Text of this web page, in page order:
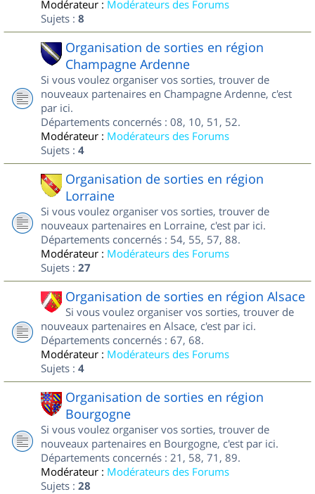
Modérateur : Modérateurs des Forums
Sujets : 8
Organisation de sorties en région
Champagne Ardenne
Si vous voulez organiser vos sorties, trouver de
nouveaux partenaires en Champagne Ardenne, c'est
par ici.
Départements concernés : 08, 10, 51, 52.
Modérateur : Modérateurs des Forums
Sujets : 4
Organisation de sorties en région
Lorraine
Si vous voulez organiser vos sorties, trouver de
nouveaux partenaires en Lorraine, c'est par ici.
Départements concernés : 54, 55, 57, 88.
Modérateur : Modérateurs des Forums
Sujets : 27
Organisation de sorties en région Alsace
Si vous voulez organiser vos sorties, trouver de
nouveaux partenaires en Alsace, c'est par ici.
Départements concernés : 67, 68.
Modérateur : Modérateurs des Forums
Sujets : 4
Organisation de sorties en région
Bourgogne
Si vous voulez organiser vos sorties, trouver de
nouveaux partenaires en Bourgogne, c'est par ici.
Départements concernés : 21, 58, 71, 89.
Modérateur : Modérateurs des Forums
Sujets : 28